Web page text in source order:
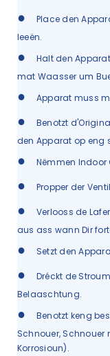
●
Place den
leeën.
●
Halt den
mat Waasser um
● Apparat muss
●
Benotzt
den Apparat op eng
● Nëmmen Indoor
● Propper der
●
Verlooss de
aus ass wann Dir
● Setzt den
●
Dréckt de
Belaaschtung.
●
Benotzt keng
Schnouer, Schnouer
Korrosioun).